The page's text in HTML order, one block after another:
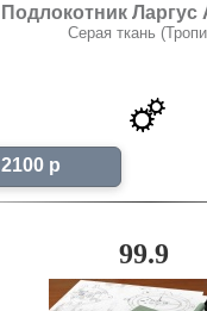
Подлокотник
Серая ткань
2100 p
99.9